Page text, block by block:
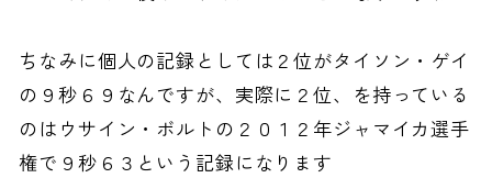
ちなみに個人の記録としては２位がタイソン・ゲイ
の９秒６９なんですが、実際に２位、を持っている
のはウサイン・ボルトの２０１２年ジャマイカ選手
権で９秒６３という記録になります